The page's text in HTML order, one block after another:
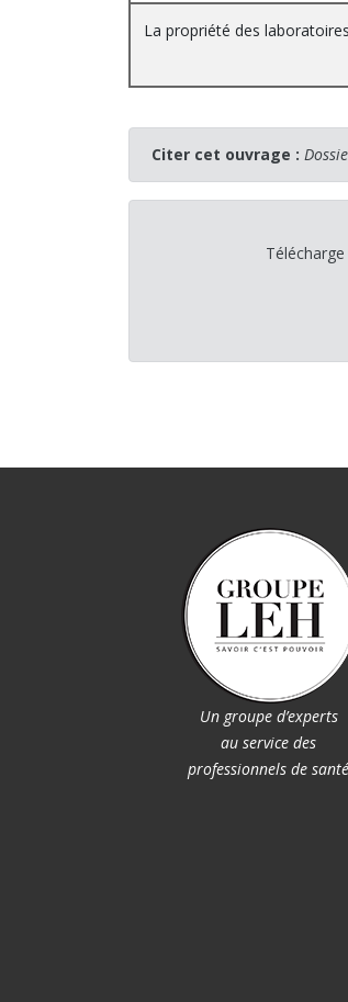
La propriété des
Citer cet ouvrage :
Un groupe d’experts
au service des
professionnels de santé